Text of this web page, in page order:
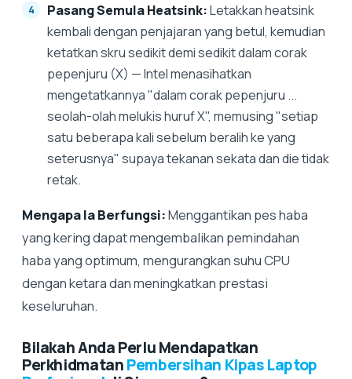
Pasang Semula Heatsink:Letakkan heatsink
kembali dengan penjajaran yang betul, kemudian
ketatkan skru sedikit demi sedikit dalam corak
pepenjuru (X) — Intel menasihatkan
mengetatkannya "dalam corak pepenjuru ...
seolah-olah melukis huruf X", memusing "setiap
satu beberapa kali sebelum beralih ke yang
seterusnya" supaya tekanan sekata dan die tidak
retak.
Mengapa Ia Berfungsi:Menggantikan pes haba
yang kering dapat mengembalikan pemindahan
haba yang optimum, mengurangkan suhu CPU
dengan ketara dan meningkatkan prestasi
keseluruhan.
Bilakah Anda Perlu Mendapatkan
PerkhidmatanPembersihan Kipas Laptop